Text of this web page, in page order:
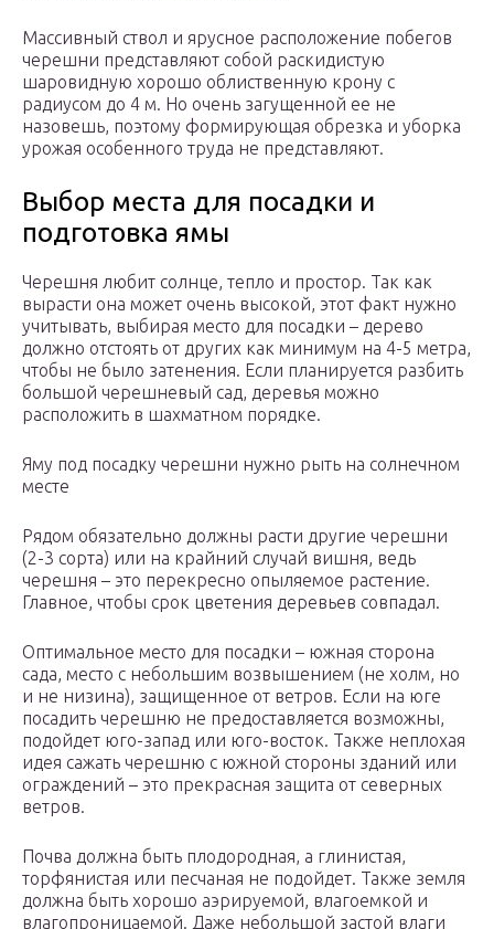
Массивный ствол и ярусное расположение побегов
черешни представляют собой раскидистую
шаровидную хорошо облиственную крону с
радиусом до 4 м. Но очень загущенной ее не
назовешь, поэтому формирующая обрезка и уборка
урожая особенного труда не представляют.
Выбор места для посадки и
подготовка ямы
Черешня любит солнце, тепло и простор. Так как
вырасти она может очень высокой, этот факт нужно
учитывать, выбирая место для посадки – дерево
должно отстоять от других как минимум на 4-5 метра,
чтобы не было затенения. Если планируется разбить
большой черешневый сад, деревья можно
расположить в шахматном порядке.
Яму под посадку черешни нужно рыть на солнечном
месте
Рядом обязательно должны расти другие черешни
(2-3 сорта) или на крайний случай вишня, ведь
черешня – это перекресно опыляемое растение.
Главное, чтобы срок цветения деревьев совпадал.
Оптимальное место для посадки – южная сторона
сада, место с небольшим возвышением (не холм, но
и не низина), защищенное от ветров. Если на юге
посадить черешню не предоставляется возможны,
подойдет юго-запад или юго-восток. Также неплохая
идея сажать черешню с южной стороны зданий или
ограждений – это прекрасная защита от северных
ветров.
Почва должна быть плодородная, а глинистая,
торфянистая или песчаная не подойдет. Также земля
должна быть хорошо аэрируемой, влагоемкой и
влагопроницаемой. Даже небольшой застой влаги